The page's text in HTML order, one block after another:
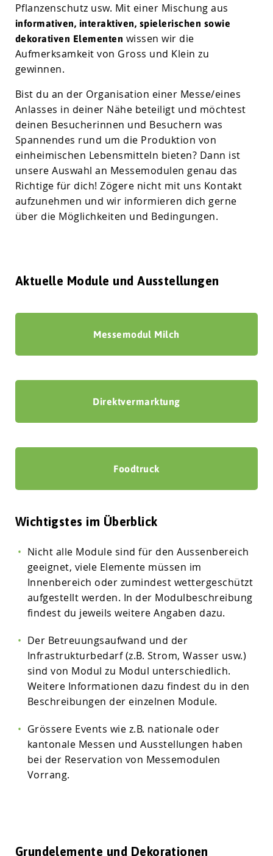
Pflanzenschutz usw. Mit einer Mischung aus
informativen, interaktiven, spielerischen sowie
dekorativen Elementen wissen wir die
Aufmerksamkeit von Gross und Klein zu
gewinnen.
Bist du an der Organisation einer Messe/eines
Anlasses in deiner Nähe beteiligt und möchtest
deinen Besucherinnen und Besuchern was
Spannendes rund um die Produktion von
einheimischen Lebensmitteln bieten? Dann ist
unsere Auswahl an Messemodulen genau das
Richtige für dich! Zögere nicht mit uns Kontakt
aufzunehmen und wir informieren dich gerne
über die Möglichkeiten und Bedingungen.
Aktuelle Module und Ausstellungen
Messemodul Milch
Direktvermarktung
Foodtruck
Wichtigstes im Überblick
Nicht alle Module sind für den Aussenbereich
geeignet, viele Elemente müssen im
Innenbereich oder zumindest wettergeschützt
aufgestellt werden. In der Modulbeschreibung
findest du jeweils weitere Angaben dazu.
Der Betreuungsaufwand und der
Infrastrukturbedarf (z.B. Strom, Wasser usw.)
sind von Modul zu Modul unterschiedlich.
Weitere Informationen dazu findest du in den
Beschreibungen der einzelnen Module.
Grössere Events wie z.B. nationale oder
kantonale Messen und Ausstellungen haben
bei der Reservation von Messemodulen
Vorrang.
Grundelemente und Dekorationen